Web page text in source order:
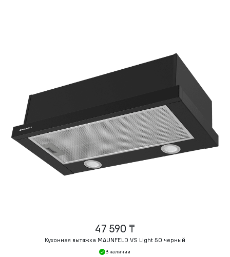
47 590 ₸
Кухонная вытяжка MAUNFELD VS Light 50 черный
В наличии